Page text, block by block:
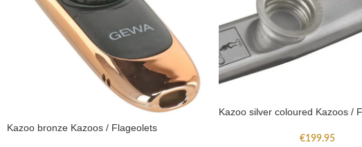
Kazoo bronze Kazoos / Flageolets
Kazoo silver coloured Kazoos /
€199.95